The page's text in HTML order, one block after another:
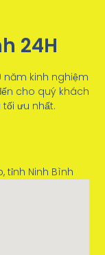
24H
năm kinh nghiệm
cho quý khách
ưu nhất.
tỉnh Ninh Bình